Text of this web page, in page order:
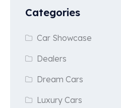
Categories
Car Showcase
Dealers
Dream Cars
Luxury Cars